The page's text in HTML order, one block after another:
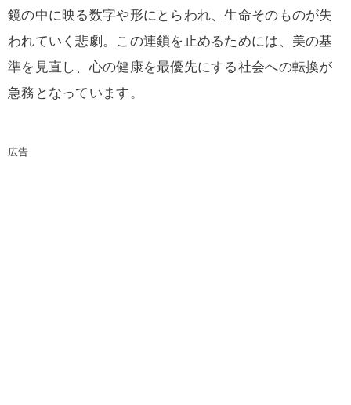
鏡の中に映る数字や形にとらわれ、生命そのものが失
われていく悲劇。この連鎖を止めるためには、美の基
準を見直し、心の健康を最優先にする社会への転換が
急務となっています。
広告